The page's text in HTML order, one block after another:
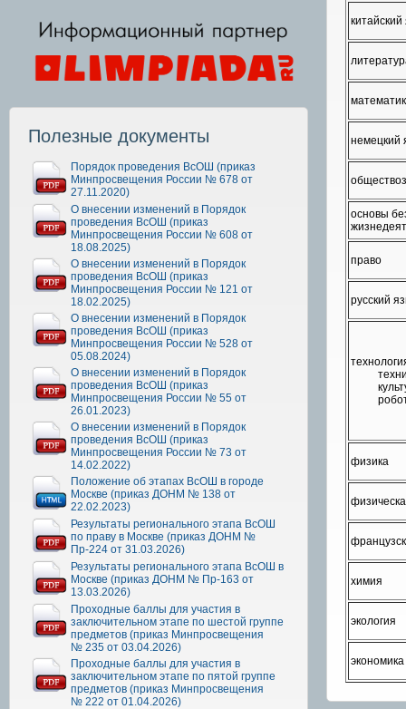
Полезные документы
Порядок проведения ВсОШ (приказ
Минпросвещения России № 678 от
27.11.2020)
О внесении изменений в Порядок
проведения ВсОШ (приказ
Минпросвещения России № 608 от
18.08.2025)
О внесении изменений в Порядок
проведения ВсОШ (приказ
Минпросвещения России № 121 от
18.02.2025)
О внесении изменений в Порядок
проведения ВсОШ (приказ
Минпросвещения России № 528 от
05.08.2024)
О внесении изменений в Порядок
проведения ВсОШ (приказ
Минпросвещения России № 55 от
26.01.2023)
О внесении изменений в Порядок
проведения ВсОШ (приказ
Минпросвещения России № 73 от
14.02.2022)
Положение об этапах ВсОШ в городе
Москве (приказ ДОНМ № 138 от
22.02.2023)
Результаты регионального этапа ВсОШ
по праву в Москве (приказ ДОНМ №
Пр-224 от 31.03.2026)
Результаты регионального этапа ВсОШ в
Москве (приказ ДОНМ № Пр-163 от
13.03.2026)
Проходные баллы для участия в
заключительном этапе по шестой группе
предметов (приказ Минпросвещения
№ 235 от 03.04.2026)
Проходные баллы для участия в
заключительном этапе по пятой группе
предметов (приказ Минпросвещения
№ 222 от 01.04.2026)
китайский
немецкий
основы
право
русский
физика
химия
экология
экономика